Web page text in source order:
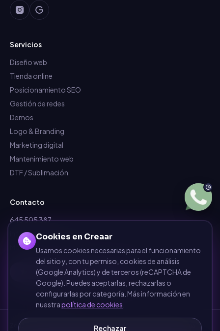
Servicios
Diseño web
Tienda online
Posicionamiento SEO
Gestión de redes
Demos
Logo & Branding
Marketing digital
Mantenimiento web
DTF / Sublimación
Contacto
645 505 387
info@dependalium.com
Mataró(Barcelona)
Déjanos tu reseña en Google
Zonas de cobertura Barcelona·Terrassa·Sabadell
Cookies en Creaar
Usamos cookies necesarias para el funcionamiento
del sitio y, con tu permiso, cookies de análisis
(Google Analytics) y de terceros (reCAPTCHA de
Google). Puedes aceptarlas, rechazarlas o
configurarlas por categoría. Más información en
nuestrapolítica de cookies
Rechazar